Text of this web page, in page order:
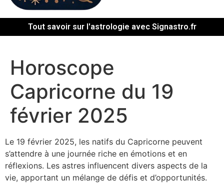
Tout savoir sur l'astrologie avec Signastro.fr
Horoscope
Capricorne du 19
février 2025
Le 19 février 2025, les natifs du Capricorne peuvent
s’attendre à une journée riche en émotions et en
réflexions. Les astres influencent divers aspects de la
vie, apportant un mélange de défis et d’opportunités.